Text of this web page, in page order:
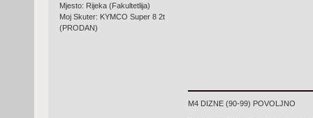
Mjesto: Rijeka (Fakultetlija)
Moj Skuter: KYMCO Super 8 2t
(PRODAN)
M4 DIZNE (90-99) POVOLJNO